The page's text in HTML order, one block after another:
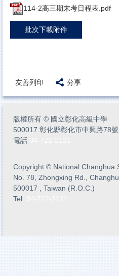
114-2高三期末考日程表.pdf
批次下載附件
友善列印 分享
版權所有 © 國立彰化高級中學
500017 彰化縣彰化市中興路78號
電話
Copyright © National Changhua
No. 78, Zhongxing Rd.,
500017 , Taiwan (R.O.C.)
Tel.